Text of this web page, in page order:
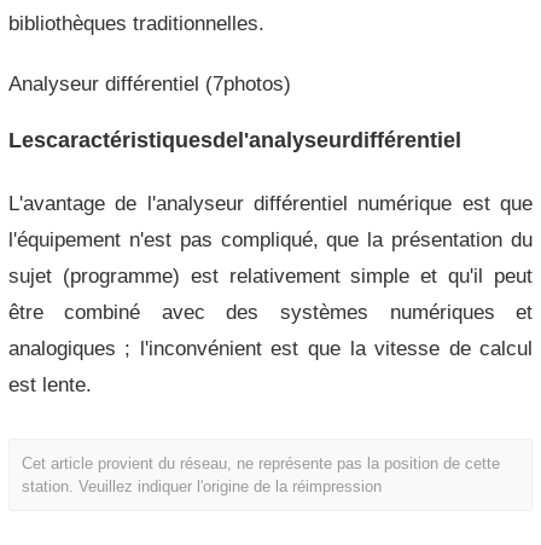
bibliothèques traditionnelles.
Analyseur différentiel (7photos)
Lescaractéristiquesdel'analyseurdifférentiel
L'avantage de l'analyseur différentiel numérique est que
l'équipement n'est pas compliqué, que la présentation du
sujet (programme) est relativement simple et qu'il peut
être combiné avec des systèmes numériques et
analogiques ; l'inconvénient est que la vitesse de calcul
est lente.
Cet article provient du réseau, ne représente pas la position de cette
station. Veuillez indiquer l'origine de la réimpression